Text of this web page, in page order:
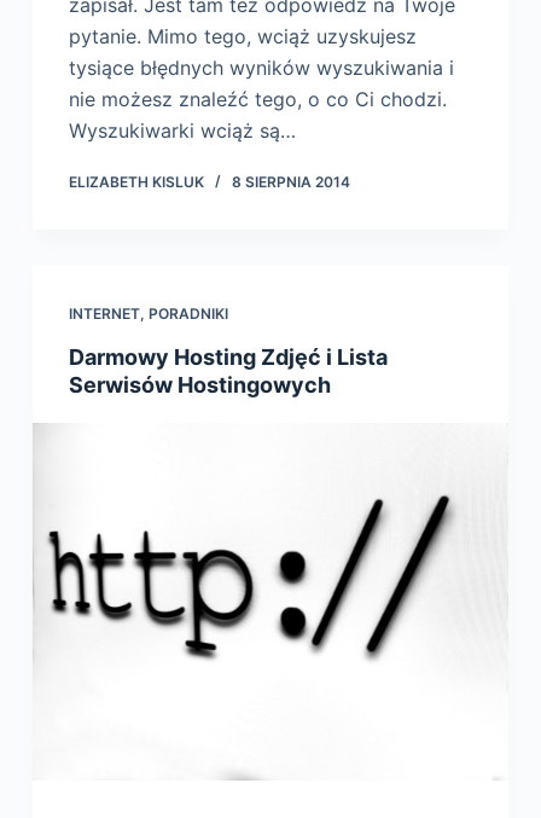
zapisał. Jest tam też odpowiedź na Twoje
pytanie. Mimo tego, wciąż uzyskujesz
tysiące błędnych wyników wyszukiwania i
nie możesz znaleźć tego, o co Ci chodzi.
Wyszukiwarki wciąż są…
ELIZABETH KISLUK 8 SIERPNIA 2014
INTERNET, PORADNIKI
Darmowy Hosting Zdjęć i Lista
Serwisów Hostingowych